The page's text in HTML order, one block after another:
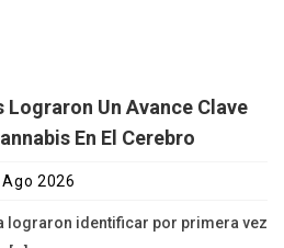
Un Avance Clave
En El Cerebro
2026
lograron identificar por primera vez